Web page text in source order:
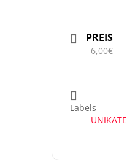
PREIS
6,00€
Labels
UNIKATE